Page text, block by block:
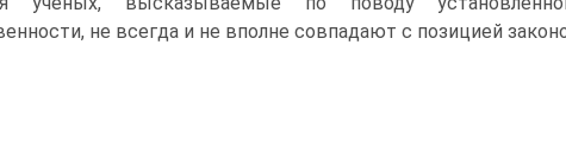
не всегда и не вполне совпадают с позицией